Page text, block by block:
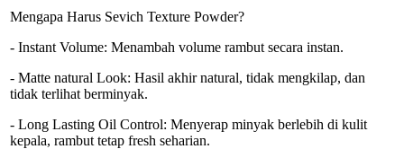
Mengapa Harus Sevich Texture Powder?
- Instant Volume: Menambah volume rambut secara instan.
- Matte natural Look: Hasil akhir natural, tidak mengkilap, dan
tidak terlihat berminyak.
- Long Lasting Oil Control: Menyerap minyak berlebih di kulit
kepala, rambut tetap fresh seharian.